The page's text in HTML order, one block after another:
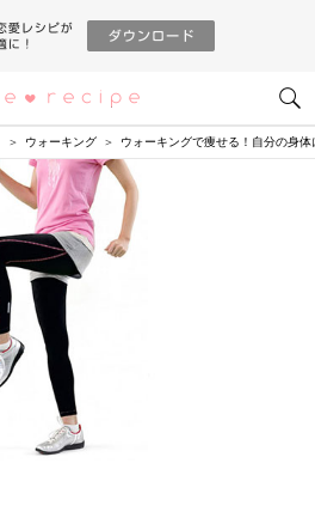
恋愛レシピ
ウォーキング ウォーキングで痩せる！自分の身